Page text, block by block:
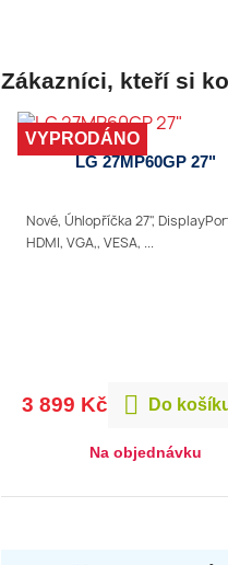
Zákazníci, kteří si
LG 27MP60GP 27"
Nové, Úhlopříčka 27",
HDMI, VGA,, VESA, ...
3 899 Kč  Do
Na objednávku
VYPRODÁNO